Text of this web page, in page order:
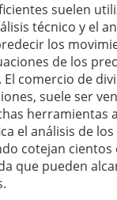
suelen
técnico y el
los
de los
comercio de
suele ser
herramientas
el análisis de
cotejan cientos
que pueden